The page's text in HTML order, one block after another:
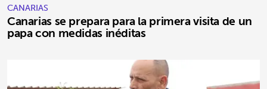
CANARIAS
Canarias se prepara para la primera visita de un
papa con medidas inéditas